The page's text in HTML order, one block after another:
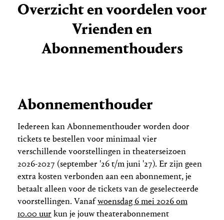
Overzicht en voordelen voor
Vrienden en
Abonnementhouders
Abonnementhouder
Iedereen kan Abonnementhouder worden door
tickets te bestellen voor minimaal vier
verschillende voorstellingen in theaterseizoen
2026-2027 (september '26 t/m juni '27). Er zijn geen
extra kosten verbonden aan een abonnement, je
betaalt alleen voor de tickets van de geselecteerde
voorstellingen. Vanafwoensdag 6 mei 2026 om
10.00 uur kun je jouw theaterabonnement